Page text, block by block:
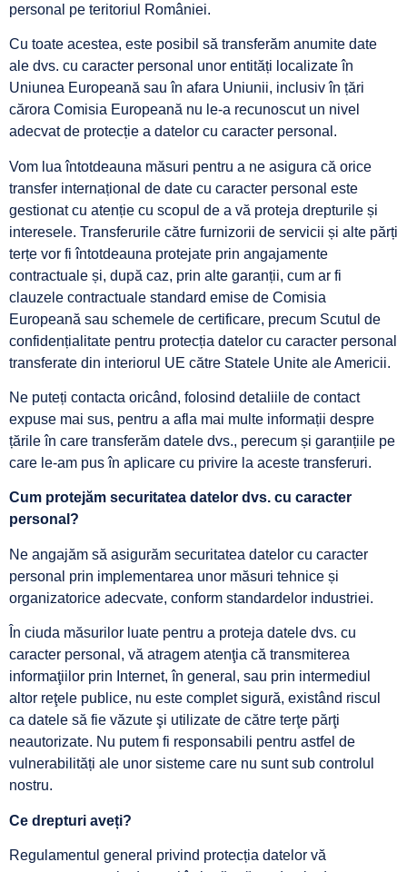
personal pe teritoriul României.
Cu toate acestea, este posibil să transferăm anumite date
ale dvs. cu caracter personal unor entități localizate în
Uniunea Europeană sau în afara Uniunii, inclusiv în țări
cărora Comisia Europeană nu le-a recunoscut un nivel
adecvat de protecție a datelor cu caracter personal.
Vom lua întotdeauna măsuri pentru a ne asigura că orice
transfer internațional de date cu caracter personal este
gestionat cu atenție cu scopul de a vă proteja drepturile și
interesele. Transferurile către furnizorii de servicii și alte părți
terțe vor fi întotdeauna protejate prin angajamente
contractuale și, după caz, prin alte garanții, cum ar fi
clauzele contractuale standard emise de Comisia
Europeană sau schemele de certificare, precum Scutul de
confidențialitate pentru protecția datelor cu caracter personal
transferate din interiorul UE către Statele Unite ale Americii.
Ne puteți contacta oricând, folosind detaliile de contact
expuse mai sus, pentru a afla mai multe informații despre
țările în care transferăm datele dvs., perecum și garanțiile pe
care le-am pus în aplicare cu privire la aceste transferuri.
Cum protejăm securitatea datelor dvs. cu caracter
personal?
Ne angajăm să asigurăm securitatea datelor cu caracter
personal prin implementarea unor măsuri tehnice și
organizatorice adecvate, conform standardelor industriei.
În ciuda măsurilor luate pentru a proteja datele dvs. cu
caracter personal, vă atragem atenţia că transmiterea
informaţiilor prin Internet, în general, sau prin intermediul
altor reţele publice, nu este complet sigură, existând riscul
ca datele să fie văzute şi utilizate de către terţe părţi
neautorizate. Nu putem fi responsabili pentru astfel de
vulnerabilități ale unor sisteme care nu sunt sub controlul
nostru.
Ce drepturi aveți?
Regulamentul general privind protecția datelor vă